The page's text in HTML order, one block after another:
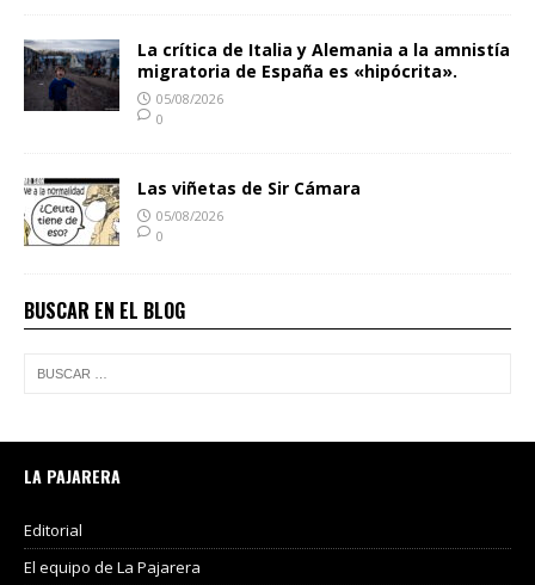
La crítica de Italia y Alemania a la amnistía
migratoria de España es «hipócrita».
05/08/2026
0
Las viñetas de Sir Cámara
05/08/2026
0
BUSCAR EN EL BLOG
LA PAJARERA
Editorial
El equipo de La Pajarera